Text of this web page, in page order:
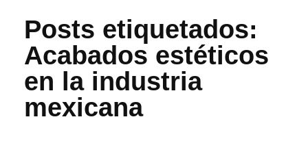
Posts etiquetados:
Acabados estéticos
en la industria
mexicana